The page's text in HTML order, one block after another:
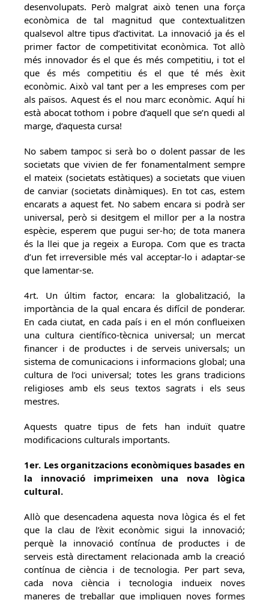
desenvolupats. Però malgrat això tenen una força
econòmica de tal magnitud que contextualitzen
qualsevol altre tipus d’activitat. La innovació ja és el
primer factor de competitivitat econòmica. Tot allò
més innovador és el que és més competitiu, i tot el
que és més competitiu és el que té més èxit
econòmic. Això val tant per a les empreses com per
als països. Aquest és el nou marc econòmic. Aquí hi
està abocat tothom i pobre d’aquell que se’n quedi al
marge, d’aquesta cursa!
No sabem tampoc si serà bo o dolent passar de les
societats que vivien de fer fonamentalment sempre
el mateix (societats estàtiques) a societats que viuen
de canviar (societats dinàmiques). En tot cas, estem
encarats a aquest fet. No sabem encara si podrà ser
universal, però si desitgem el millor per a la nostra
espècie, esperem que pugui ser-ho; de tota manera
és la llei que ja regeix a Europa. Com que es tracta
d’un fet irreversible més val acceptar-lo i adaptar-se
que lamentar-se.
4rt. Un últim factor, encara: la globalització, la
importància de la qual encara és difícil de ponderar.
En cada ciutat, en cada país i en el món conflueixen
una cultura científico-tècnica universal; un mercat
financer i de productes i de serveis universals; un
sistema de comunicacions i informacions global; una
cultura de l’oci universal; totes les grans tradicions
religioses amb els seus textos sagrats i els seus
mestres.
Aquests quatre tipus de fets han induït quatre
modificacions culturals importants.
1er. Les organitzacions econòmiques basades en
la innovació imprimeixen una nova lògica
cultural.
Allò que desencadena aquesta nova lògica és el fet
que la clau de l’èxit econòmic sigui la innovació;
perquè la innovació contínua de productes i de
serveis està directament relacionada amb la creació
contínua de ciència i de tecnologia. Per part seva,
cada nova ciència i tecnologia indueix noves
maneres de treballar que impliquen noves formes